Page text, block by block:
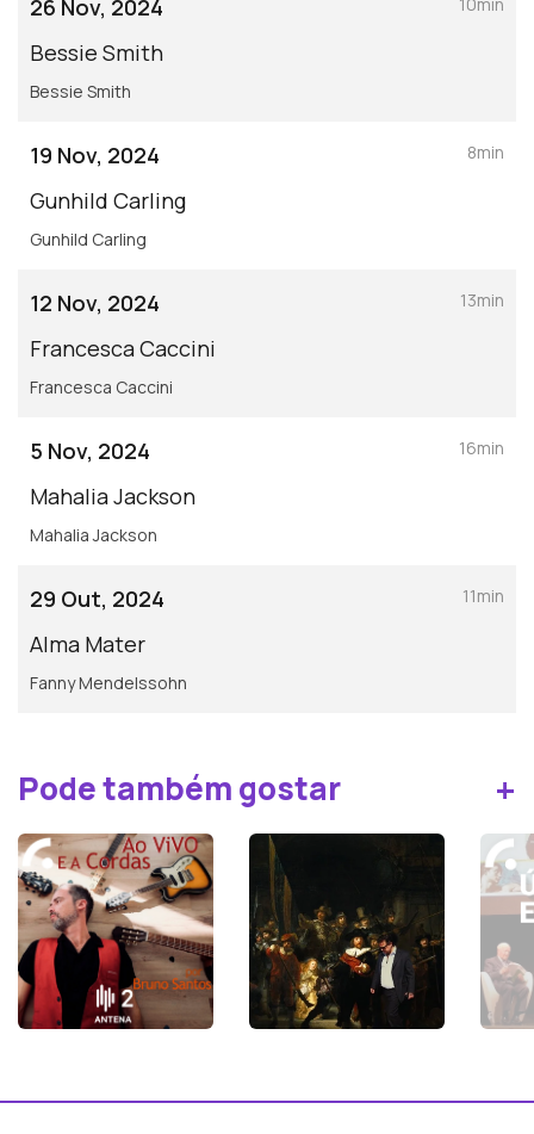
26 Nov, 2024
Bessie Smith
Bessie Smith
19 Nov, 2024
Gunhild Carling
Gunhild Carling
8min
12 Nov, 2024
Francesca Caccini
Francesca Caccini
13min
5 Nov, 2024
Mahalia Jackson
Mahalia Jackson
16min
29 Out, 2024
Alma Mater
Fanny Mendelssohn
11min
Pode também gostar +